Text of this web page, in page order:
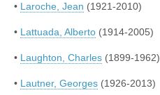
• Laroche, Jean (1921-2010)
• Lattuada, Alberto (1914-2005)
• Laughton, Charles (1899-1962)
• Lautner, Georges (1926-2013)